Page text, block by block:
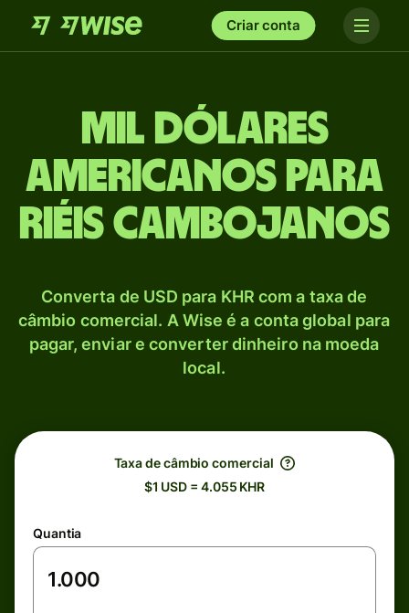
Criar conta
mil Dólares
americanos para
Riéis cambojanos
Converta de USD para KHR com a taxa de
câmbio comercial. A Wise é a conta global para
pagar, enviar e converter dinheiro na moeda
local.
Taxa de câmbio comercial
$1 USD = 4.055 KHR
Quantia